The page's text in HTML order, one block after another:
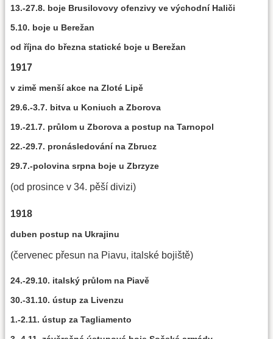
13.-27.8. boje Brusilovovy ofenzivy ve východní Haliči
5.10. boje u Berežan
od října do března statické boje u Berežan
1917
v zimě menší akce na Zloté Lipě
29.6.-3.7. bitva u Koniuch a Zborova
19.-21.7. průlom u Zborova a postup na Tarnopol
22.-29.7. pronásledování na Zbrucz
29.7.-polovina srpna boje u Zbrzyze
(od prosince v 34. pěší divizi)
1918
duben postup na Ukrajinu
(červenec přesun na Piavu, italské bojiště)
24.-29.10. italský průlom na Piavě
30.-31.10. ústup za Livenzu
1.-2.11. ústup za Tagliamento